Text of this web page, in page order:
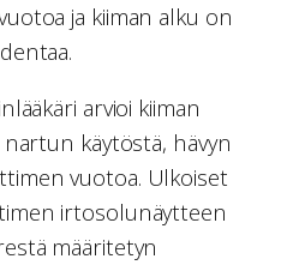
ja kiiman alku on
arvioi kiiman
käytöstä, hävyn
vuotoa. Ulkoiset
irtosolunäytteen
määritetyn